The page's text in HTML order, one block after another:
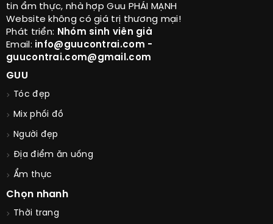
tin ẩm thực, nhà hợp Guu PHÁI MẠNH
Website không có giá trị thương mại!
Phát triển: Nhóm sinh viên già
Email: info@guucontrai.com -
guucontrai.com@gmail.com
GUU
Tóc đẹp
Mix phối đồ
Người đẹp
Địa điểm ăn uống
Ẩm thực
Chọn nhanh
Thời trang